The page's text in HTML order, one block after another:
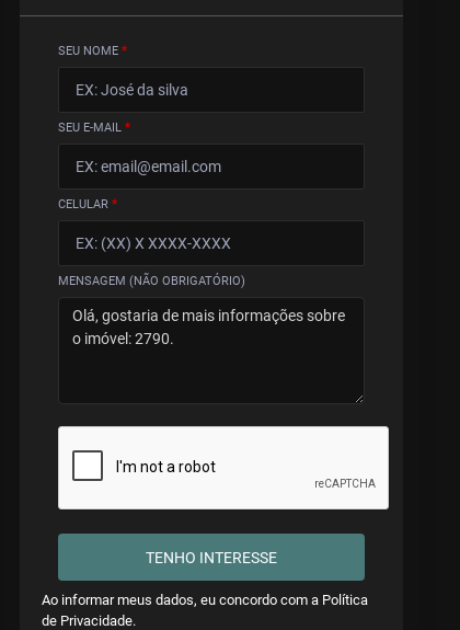
SEU NOME *
SEU E-MAIL *
CELULAR *
MENSAGEM (NÃO OBRIGATÓRIO)
TENHO INTERESSE
Ao informar meus dados, eu concordo com a Política
de Privacidade.